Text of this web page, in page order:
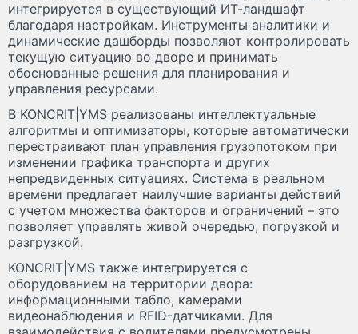
интегрируется в существующий ИТ-ландшафт
благодаря настройкам. Инструменты аналитики и
динамические дашборды позволяют контролировать
текущую ситуацию во дворе и принимать
обоснованные решения для планирования и
управления ресурсами.
В KONCRIT|YMS реализованы интеллектуальные
алгоритмы и оптимизаторы, которые автоматически
перестраивают план управления грузопотоком при
изменении графика транспорта и других
непредвиденных ситуациях. Система в реальном
времени предлагает наилучшие варианты действий
с учетом множества факторов и ограничений – это
позволяет управлять живой очередью, погрузкой и
разгрузкой.
KONCRIT|YMS также интегрируется с
оборудованием на территории двора:
информационными табло, камерами
видеонаблюдения и RFID-датчиками. Для